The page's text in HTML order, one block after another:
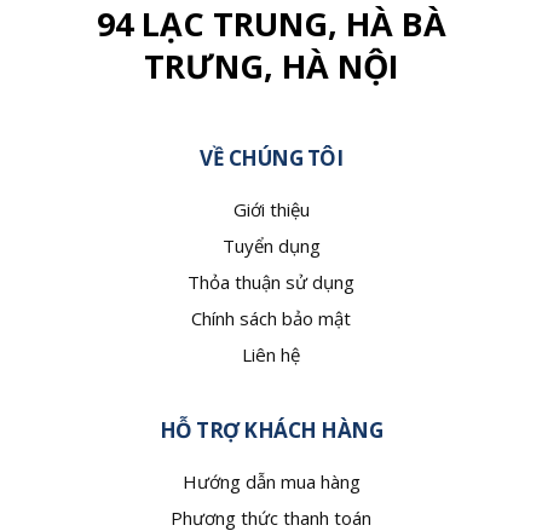
94 LẠC TRUNG, HÀ BÀ
TRƯNG, HÀ NỘI
VỀ CHÚNG TÔI
Giới thiệu
Tuyển dụng
Thỏa thuận sử dụng
Chính sách bảo mật
Liên hệ
HỖ TRỢ KHÁCH HÀNG
Hướng dẫn mua hàng
Phương thức thanh toán